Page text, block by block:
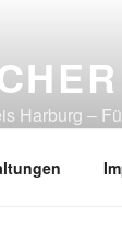
Harburg –